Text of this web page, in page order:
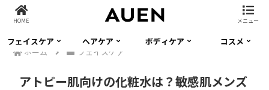
フェイスケア ヘアケア ボディケア
コスメ
ホーム
フェイスケア
アトピー肌向けの化粧水は？敏感肌メンズ
HOME メニュー